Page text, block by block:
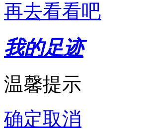
再去看看吧
我的足迹
温馨提示
确定取消